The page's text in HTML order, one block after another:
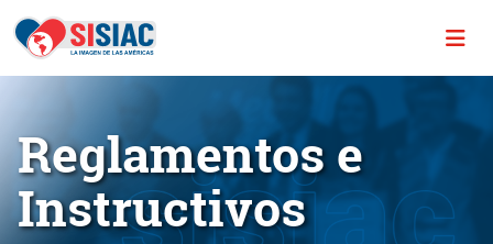
Reglamentos e
Instructivos